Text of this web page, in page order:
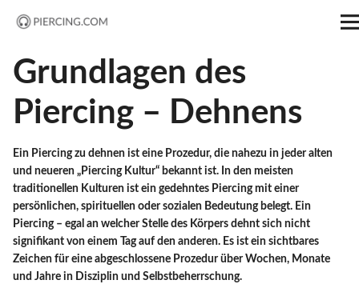
PIERCING.COM
Startseite
Shop
Piercing ABC
Forum
Magazin
Grundlagen des
Piercing – Dehnens
Ein Piercing zu dehnen ist eine Prozedur, die nahezu in jeder alten
und neueren „Piercing Kultur“ bekannt ist. In den meisten
traditionellen Kulturen ist ein gedehntes Piercing mit einer
persönlichen, spirituellen oder sozialen Bedeutung belegt. Ein
Piercing – egal an welcher Stelle des Körpers dehnt sich nicht
signifikant von einem Tag auf den anderen. Es ist ein sichtbares
Zeichen für eine abgeschlossene Prozedur über Wochen, Monate
und Jahre in Disziplin und Selbstbeherrschung.